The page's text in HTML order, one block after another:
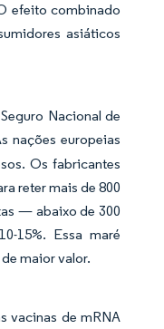
efeito combinado
asiáticos
Nacional de
nações europeias
Os fabricantes
reter mais de 800
— abaixo de 300
15%. Essa maré
maior valor.
vacinas de mRNA